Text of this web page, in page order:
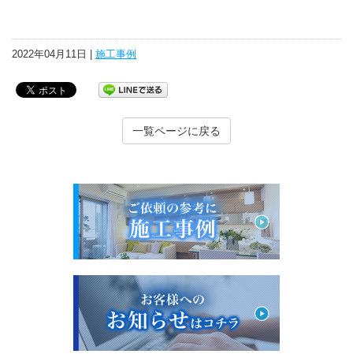
2022年04月11日 | 施工事例
一覧ページに戻る